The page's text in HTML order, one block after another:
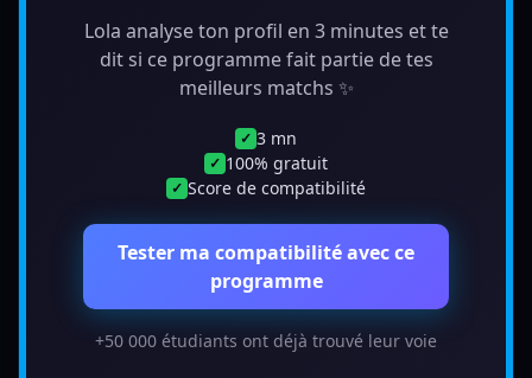
Lola analyse ton profil en 3 minutes et te
dit si ce programme fait partie de tes
meilleurs matchs ✨
✓ 3 mn
✓ 100% gratuit
✓ Score de compatibilité
Tester ma compatibilité avec ce
programme
+50 000 étudiants ont déjà trouvé leur voie